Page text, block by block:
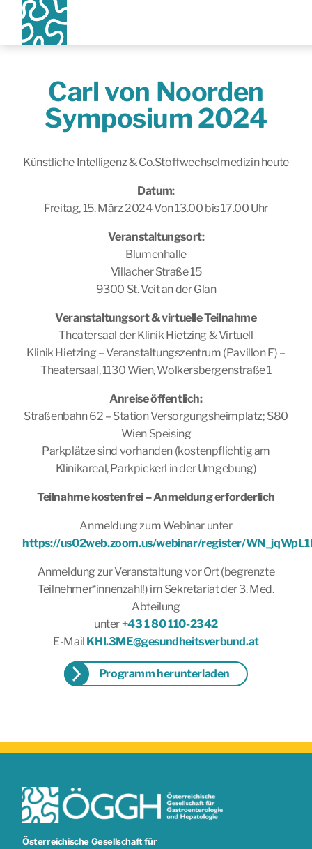
Carl von Noorden
Symposium 2024
Künstliche Intelligenz & Co.Stoffwechselmedizin heute
Datum:
Freitag, 15. März 2024 Von 13.00 bis 17.00 Uhr
Veranstaltungsort:
Blumenhalle
Villacher Straße 15
9300 St. Veit an der Glan
Veranstaltungsort & virtuelle Teilnahme
Theatersaal der Klinik Hietzing & Virtuell
Klinik Hietzing – Veranstaltungszentrum (Pavillon F) –
Theatersaal, 1130 Wien, Wolkersbergenstraße 1
Anreise öffentlich:
Straßenbahn 62 – Station Versorgungsheimplatz; S80
Wien Speising
Parkplätze sind vorhanden (kostenpflichtig am
Klinikareal, Parkpickerl in der Umgebung)
Teilnahme kostenfrei – Anmeldung erforderlich
Anmeldung zum Webinar unter
https://us02web.zoom.us/webinar/register/
Anmeldung zur Veranstaltung vor Ort (begrenzte
Teilnehmer*innenzahl!) im Sekretariat der 3. Med.
Abteilung
unter+43 1 80 110-2342
E-Mail KHI.3ME@gesundheitsverbund.at
Programm herunterladen
Österreichische Gesellschaft für